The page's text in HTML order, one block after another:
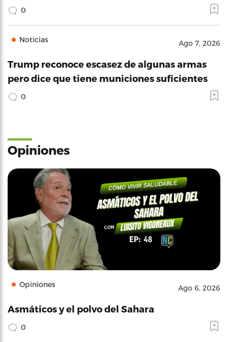
0
Noticias Ago 7, 2026
Trump reconoce escasez de algunas armas
pero dice que tiene municiones suficientes
0
Opiniones
Opiniones Ago 6, 2026
Asmáticos y el polvo del Sahara
0